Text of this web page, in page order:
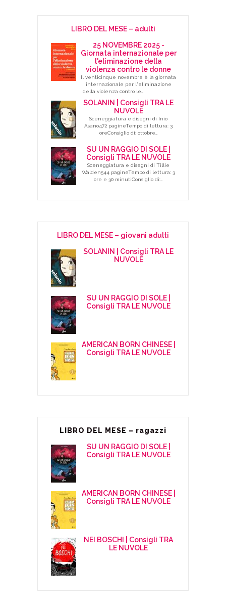
LIBRO DEL MESE – adulti
25 NOVEMBRE 2025 -
Giornata internazionale per
l'eliminazione della
violenza contro le donne
Il venticinque novembre è la giornata
internazionale per l'eliminazione
della violenza contro le…
SOLANIN | Consigli TRA LE
NUVOLE
Sceneggiatura e disegni di Inio
Asano472 pagineTempo di lettura: 3
oreConsiglio di: ottobre…
SU UN RAGGIO DI SOLE |
Consigli TRA LE NUVOLE
Sceneggiatura e disegni di Tillie
Walden544 pagineTempo di lettura: 3
ore e 30 minutiConsiglio di:…
LIBRO DEL MESE – giovani adulti
SOLANIN | Consigli TRA LE
NUVOLE
SU UN RAGGIO DI SOLE |
Consigli TRA LE NUVOLE
AMERICAN BORN CHINESE |
Consigli TRA LE NUVOLE
LIBRO DEL MESE – ragazzi
SU UN RAGGIO DI SOLE |
Consigli TRA LE NUVOLE
AMERICAN BORN CHINESE |
Consigli TRA LE NUVOLE
NEI BOSCHI | Consigli TRA
LE NUVOLE